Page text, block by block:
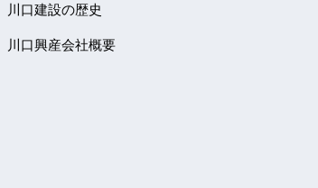
川口建設の歴史
川口興産会社概要